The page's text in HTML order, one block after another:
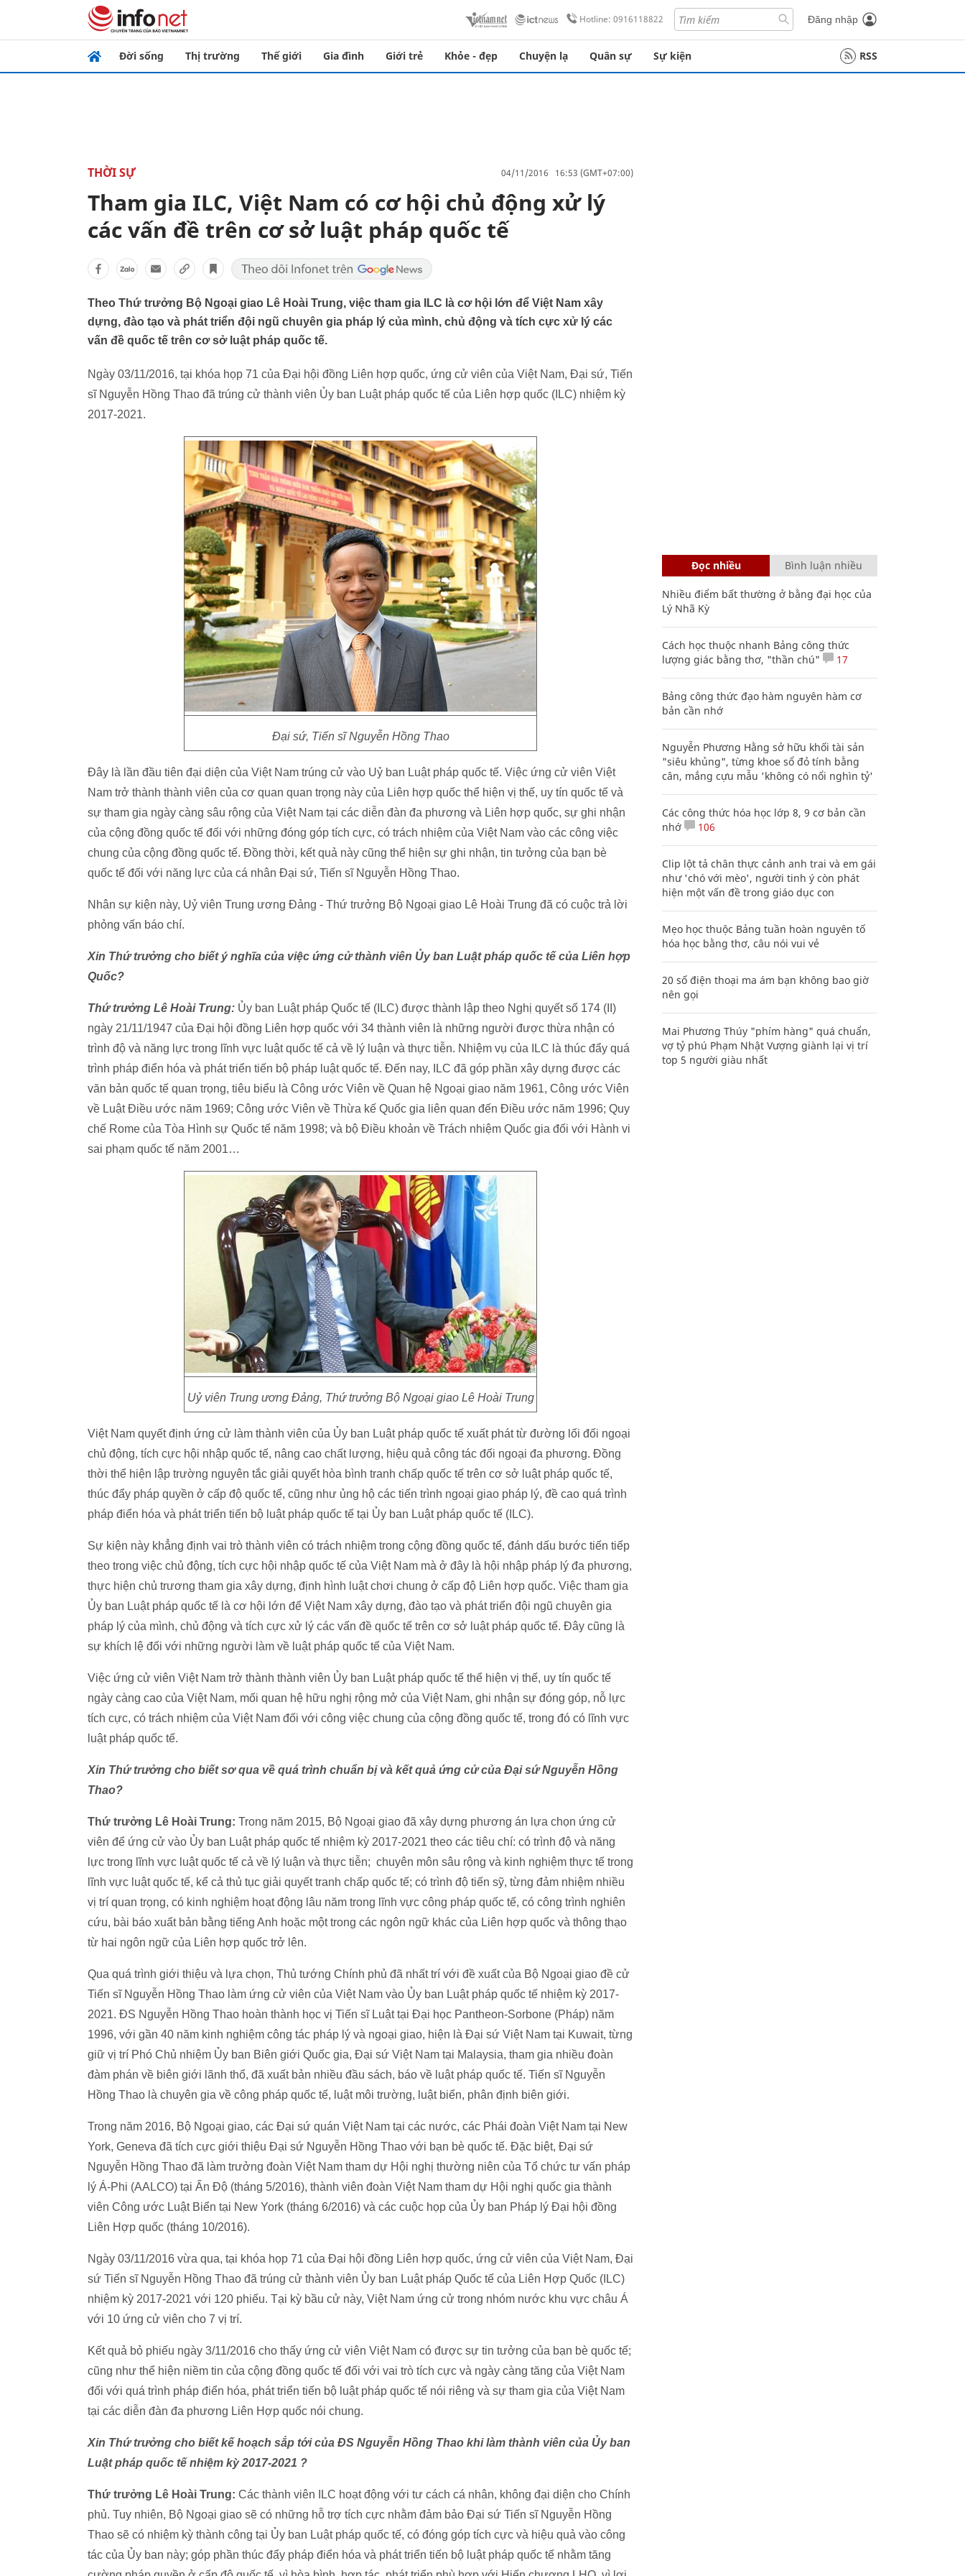
Hotline: 0916118822 Đăng nhập
Đời sống Thị trường Thế giới Gia đình Giới trẻ Khỏe - đẹp Chuyện lạ Quân sự Sự kiện RSS
THỜI SỰ 04/11/2016 16:53 (GMT+07:00)
Tham gia ILC, Việt Nam có cơ hội chủ động xử lý
các vấn đề trên cơ sở luật pháp quốc tế
Theo Thứ trưởng Bộ Ngoại giao Lê Hoài Trung, việc tham gia ILC là cơ hội lớn để Việt Nam xây
dựng, đào tạo và phát triển đội ngũ chuyên gia pháp lý của mình, chủ động và tích cực xử lý các
vấn đề quốc tế trên cơ sở luật pháp quốc tế.
Ngày 03/11/2016, tại khóa họp 71 của Đại hội đồng Liên hợp quốc, ứng cử viên của Việt Nam, Đại sứ, Tiến
sĩ Nguyễn Hồng Thao đã trúng cử thành viên Ủy ban Luật pháp quốc tế của Liên hợp quốc (ILC) nhiệm kỳ
2017-2021.
Đại sứ, Tiến sĩ Nguyễn Hồng Thao
Đây là lần đầu tiên đại diện của Việt Nam trúng cử vào Uỷ ban Luật pháp quốc tế. Việc ứng cử viên Việt
Nam trở thành thành viên của cơ quan quan trọng này của Liên hợp quốc thể hiện vị thế, uy tín quốc tế và
sự tham gia ngày càng sâu rộng của Việt Nam tại các diễn đàn đa phương và Liên hợp quốc, sự ghi nhận
của cộng đồng quốc tế đối với những đóng góp tích cực, có trách nhiệm của Việt Nam vào các công việc
chung của cộng đồng quốc tế. Đồng thời, kết quả này cũng thể hiện sự ghi nhận, tin tưởng của bạn bè
quốc tế đối với năng lực của cá nhân Đại sứ, Tiến sĩ Nguyễn Hồng Thao.
Nhân sự kiện này, Uỷ viên Trung ương Đảng - Thứ trưởng Bộ Ngoại giao Lê Hoài Trung đã có cuộc trả lời
phỏng vấn báo chí.
Xin Thứ trưởng cho biết ý nghĩa của việc ứng cử thành viên Ủy ban Luật pháp quốc tế của Liên hợp
Quốc?
Thứ trưởng Lê Hoài Trung: Ủy ban Luật pháp Quốc tế (ILC) được thành lập theo Nghị quyết số 174 (II)
ngày 21/11/1947 của Đại hội đồng Liên hợp quốc với 34 thành viên là những người được thừa nhận có
trình độ và năng lực trong lĩnh vực luật quốc tế cả về lý luận và thực tiễn. Nhiệm vụ của ILC là thúc đẩy quá
trình pháp điển hóa và phát triển tiến bộ pháp luật quốc tế. Đến nay, ILC đã góp phần xây dựng được các
văn bản quốc tế quan trọng, tiêu biểu là Công ước Viên về Quan hệ Ngoại giao năm 1961, Công ước Viên
về Luật Điều ước năm 1969; Công ước Viên về Thừa kế Quốc gia liên quan đến Điều ước năm 1996; Quy
chế Rome của Tòa Hình sự Quốc tế năm 1998; và bộ Điều khoản về Trách nhiệm Quốc gia đối với Hành vi
sai phạm quốc tế năm 2001…
Uỷ viên Trung ương Đảng, Thứ trưởng Bộ Ngoại giao Lê Hoài Trung
Việt Nam quyết định ứng cử làm thành viên của Ủy ban Luật pháp quốc tế xuất phát từ đường lối đối ngoại
chủ động, tích cực hội nhập quốc tế, nâng cao chất lượng, hiệu quả công tác đối ngoại đa phương. Đồng
thời thể hiện lập trường nguyên tắc giải quyết hòa bình tranh chấp quốc tế trên cơ sở luật pháp quốc tế,
thúc đẩy pháp quyền ở cấp độ quốc tế, cũng như ủng hộ các tiến trình ngoại giao pháp lý, đề cao quá trình
pháp điển hóa và phát triển tiến bộ luật pháp quốc tế tại Ủy ban Luật pháp quốc tế (ILC).
Sự kiện này khẳng định vai trò thành viên có trách nhiệm trong cộng đồng quốc tế, đánh dấu bước tiến tiếp
theo trong việc chủ động, tích cực hội nhập quốc tế của Việt Nam mà ở đây là hội nhập pháp lý đa phương,
thực hiện chủ trương tham gia xây dựng, định hình luật chơi chung ở cấp độ Liên hợp quốc. Việc tham gia
Ủy ban Luật pháp quốc tế là cơ hội lớn để Việt Nam xây dựng, đào tạo và phát triển đội ngũ chuyên gia
pháp lý của mình, chủ động và tích cực xử lý các vấn đề quốc tế trên cơ sở luật pháp quốc tế. Đây cũng là
sự khích lệ đối với những người làm về luật pháp quốc tế của Việt Nam.
Việc ứng cử viên Việt Nam trở thành thành viên Ủy ban Luật pháp quốc tế thể hiện vị thế, uy tín quốc tế
ngày càng cao của Việt Nam, mối quan hệ hữu nghị rộng mở của Việt Nam, ghi nhận sự đóng góp, nỗ lực
tích cực, có trách nhiệm của Việt Nam đối với công việc chung của cộng đồng quốc tế, trong đó có lĩnh vực
luật pháp quốc tế.
Xin Thứ trưởng cho biết sơ qua về quá trình chuẩn bị và kết quả ứng cử của Đại sứ Nguyễn Hồng
Thao?
Thứ trưởng Lê Hoài Trung: Trong năm 2015, Bộ Ngoại giao đã xây dựng phương án lựa chọn ứng cử
viên để ứng cử vào Ủy ban Luật pháp quốc tế nhiệm kỳ 2017-2021 theo các tiêu chí: có trình độ và năng
lực trong lĩnh vực luật quốc tế cả về lý luận và thực tiễn; chuyên môn sâu rộng và kinh nghiệm thực tế trong
lĩnh vực luật quốc tế, kể cả thủ tục giải quyết tranh chấp quốc tế; có trình độ tiến sỹ, từng đảm nhiệm nhiều
vị trí quan trọng, có kinh nghiệm hoạt động lâu năm trong lĩnh vực công pháp quốc tế, có công trình nghiên
cứu, bài báo xuất bản bằng tiếng Anh hoặc một trong các ngôn ngữ khác của Liên hợp quốc và thông thạo
từ hai ngôn ngữ của Liên hợp quốc trở lên.
Qua quá trình giới thiệu và lựa chọn, Thủ tướng Chính phủ đã nhất trí với đề xuất của Bộ Ngoại giao đề cử
Tiến sĩ Nguyễn Hồng Thao làm ứng cử viên của Việt Nam vào Ủy ban Luật pháp quốc tế nhiệm kỳ 2017-
2021. ĐS Nguyễn Hồng Thao hoàn thành học vị Tiến sĩ Luật tại Đại học Pantheon-Sorbone (Pháp) năm
1996, với gần 40 năm kinh nghiệm công tác pháp lý và ngoại giao, hiện là Đại sứ Việt Nam tại Kuwait, từng
giữ vị trí Phó Chủ nhiệm Ủy ban Biên giới Quốc gia, Đại sứ Việt Nam tại Malaysia, tham gia nhiều đoàn
đàm phán về biên giới lãnh thổ, đã xuất bản nhiều đầu sách, báo về luật pháp quốc tế. Tiến sĩ Nguyễn
Hồng Thao là chuyên gia về công pháp quốc tế, luật môi trường, luật biển, phân định biên giới.
Trong năm 2016, Bộ Ngoại giao, các Đại sứ quán Việt Nam tại các nước, các Phái đoàn Việt Nam tại New
York, Geneva đã tích cực giới thiệu Đại sứ Nguyễn Hồng Thao với bạn bè quốc tế. Đặc biệt, Đại sứ
Nguyễn Hồng Thao đã làm trưởng đoàn Việt Nam tham dự Hội nghị thường niên của Tổ chức tư vấn pháp
lý Á-Phi (AALCO) tại Ấn Độ (tháng 5/2016), thành viên đoàn Việt Nam tham dự Hội nghị quốc gia thành
viên Công ước Luật Biển tại New York (tháng 6/2016) và các cuộc họp của Ủy ban Pháp lý Đại hội đồng
Liên Hợp quốc (tháng 10/2016).
Ngày 03/11/2016 vừa qua, tại khóa họp 71 của Đại hội đồng Liên hợp quốc, ứng cử viên của Việt Nam, Đại
sứ Tiến sĩ Nguyễn Hồng Thao đã trúng cử thành viên Ủy ban Luật pháp Quốc tế của Liên Hợp Quốc (ILC)
nhiệm kỳ 2017-2021 với 120 phiếu. Tại kỳ bầu cử này, Việt Nam ứng cử trong nhóm nước khu vực châu Á
với 10 ứng cử viên cho 7 vị trí.
Kết quả bỏ phiếu ngày 3/11/2016 cho thấy ứng cử viên Việt Nam có được sự tin tưởng của bạn bè quốc tế;
cũng như thể hiện niềm tin của cộng đồng quốc tế đối với vai trò tích cực và ngày càng tăng của Việt Nam
đối với quá trình pháp điển hóa, phát triển tiến bộ luật pháp quốc tế nói riêng và sự tham gia của Việt Nam
tại các diễn đàn đa phương Liên Hợp quốc nói chung.
Xin Thứ trưởng cho biết kế hoạch sắp tới của ĐS Nguyễn Hồng Thao khi làm thành viên của Ủy ban
Luật pháp quốc tế nhiệm kỳ 2017-2021 ?
Thứ trưởng Lê Hoài Trung: Các thành viên ILC hoạt động với tư cách cá nhân, không đại diện cho Chính
phủ. Tuy nhiên, Bộ Ngoại giao sẽ có những hỗ trợ tích cực nhằm đảm bảo Đại sứ Tiến sĩ Nguyễn Hồng
Thao sẽ có nhiệm kỳ thành công tại Ủy ban Luật pháp quốc tế, có đóng góp tích cực và hiệu quả vào công
tác của Ủy ban này; góp phần thúc đẩy pháp điển hóa và phát triển tiến bộ luật pháp quốc tế nhằm tăng
Đọc nhiều Bình luận nhiều
Nhiều điểm bất thường ở bằng đại học của
Lý Nhã Kỳ
Cách học thuộc nhanh Bảng công thức
lượng giác bằng thơ, "thần chú"
17
Bảng công thức đạo hàm nguyên hàm cơ
bản cần nhớ
Nguyễn Phương Hằng sở hữu khối tài sản
"siêu khủng", từng khoe sổ đỏ tính bằng
cân, mắng cựu mẫu 'không có nổi nghìn tỷ'
Các công thức hóa học lớp 8, 9 cơ bản cần
nhớ
106
Clip lột tả chân thực cảnh anh trai và em gái
như 'chó với mèo', người tinh ý còn phát
hiện một vấn đề trong giáo dục con
Mẹo học thuộc Bảng tuần hoàn nguyên tố
hóa học bằng thơ, câu nói vui vẻ
20 số điện thoại ma ám bạn không bao giờ
nên gọi
Mai Phương Thúy "phím hàng" quá chuẩn,
vợ tỷ phú Phạm Nhật Vượng giành lại vị trí
top 5 người giàu nhất